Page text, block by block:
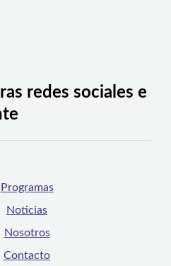
redes sociales e
Programas
Noticias
Nosotros
Contacto